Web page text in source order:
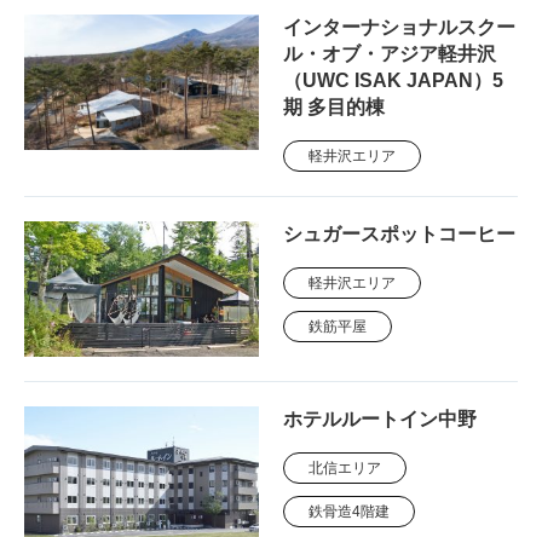
インターナショナルスクー
ル・オブ・アジア軽井沢
（UWC ISAK JAPAN）5
期 多目的棟
軽井沢エリア
シュガースポットコーヒー
軽井沢エリア
鉄筋平屋
ホテルルートイン中野
北信エリア
鉄骨造4階建